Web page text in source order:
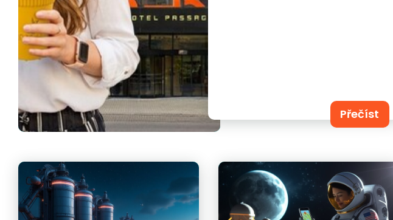
Přečíst